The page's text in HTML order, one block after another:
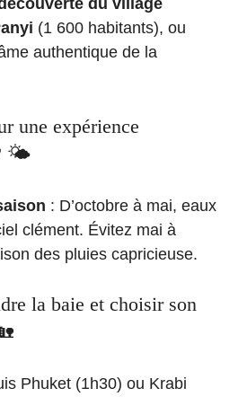
(1 600 habitants), ou
authentique de la
une expérience
🌤️
: D’octobre à mai, eaux
clément. Évitez mai à
des pluies capricieuse.
la baie et choisir son
Phuket (1h30) ou Krabi